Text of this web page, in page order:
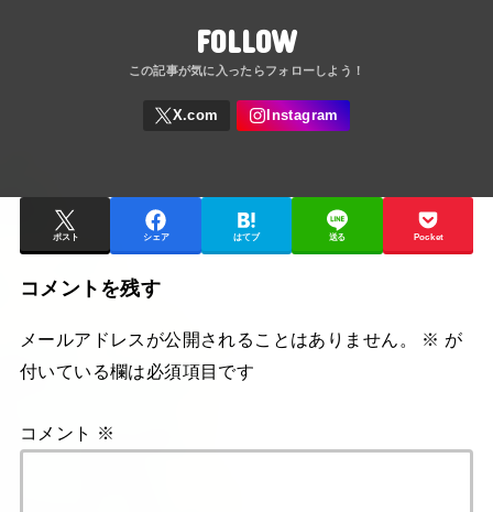
FOLLOW
ポスト シェア はてブ 送る Pocket
コメントを残す
メールアドレスが公開されることはありません。 ※ が
付いている欄は必須項目です
コメント ※